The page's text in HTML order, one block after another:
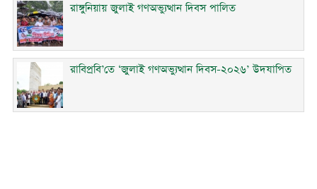
রাঙ্গুনিয়ায় জুলাই গণঅভ্যুত্থান দিবস পালিত
রাবিপ্রবি’তে ‘জুলাই গণঅভ্যুত্থান দিবস-২০২৬’ উদযাপিত